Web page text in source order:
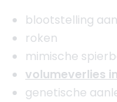
blootstelling
roken
mimische
volumeverlies
genetische